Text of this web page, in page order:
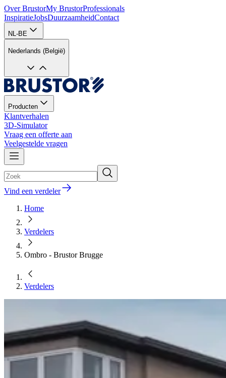
Over BrustorMy BrustorProfessionals
InspiratieJobsDuurzaamheidContact
NL-BE
Nederlands (België)
Producten
Klantverhalen
3D-Simulator
Vraag een offerte aan
Veelgestelde vragen
Vind een verdeler
Home
Verdelers
Ombro - Brustor Brugge
Verdelers